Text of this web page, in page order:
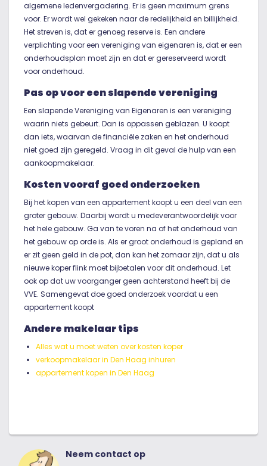
algemene ledenvergadering. Er is geen maximum grens
voor. Er wordt wel gekeken naar de redelijkheid en billijkheid.
Het streven is, dat er genoeg reserve is. Een andere
verplichting voor een vereniging van eigenaren is, dat er een
onderhoudsplan moet zijn en dat er gereserveerd wordt
voor onderhoud.
Pas op voor een slapende vereniging
Een slapende Vereniging van Eigenaren is een vereniging
waarin niets gebeurt. Dan is oppassen geblazen. U koopt
dan iets, waarvan de financiële zaken en het onderhoud
niet goed zijn geregeld. Vraag in dit geval de hulp van een
aankoopmakelaar.
Kosten vooraf goed onderzoeken
Bij het kopen van een appartement koopt u een deel van een
groter gebouw. Daarbij wordt u medeverantwoordelijk voor
het hele gebouw. Ga van te voren na of het onderhoud van
het gebouw op orde is. Als er groot onderhoud is gepland en
er zit geen geld in de pot, dan kan het zomaar zijn, dat u als
nieuwe koper flink moet bijbetalen voor dit onderhoud. Let
ook op dat uw voorganger geen achterstand heeft bij de
VVE. Samengevat doe goed onderzoek voordat u een
appartement koopt
Andere makelaar tips
Alles wat u moet weten over kosten koper
verkoopmakelaar in Den Haag inhuren
appartement kopen in Den Haag
Neem contact op